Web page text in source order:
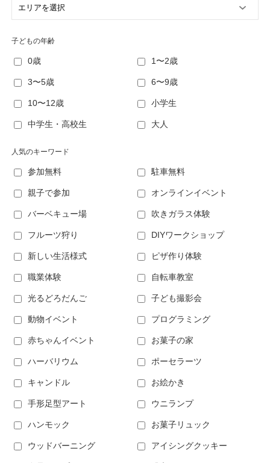
子どもの年齢
0歳 1〜2歳
3〜5歳 6〜9歳
10〜12歳 小学生
中学生・高校生 大人
人気のキーワード
参加無料 駐車無料
親子で参加 オンラインイベント
バーベキュー場 吹きガラス体験
フルーツ狩り DIYワークショップ
新しい生活様式 ピザ作り体験
職業体験 自転車教室
光るどろだんご 子ども撮影会
動物イベント プログラミング
赤ちゃんイベント お菓子の家
ハーバリウム ポーセラーツ
キャンドル お絵かき
手形足型アート ウニランプ
ハンモック お菓子リュック
ウッドバーニング アイシングクッキー